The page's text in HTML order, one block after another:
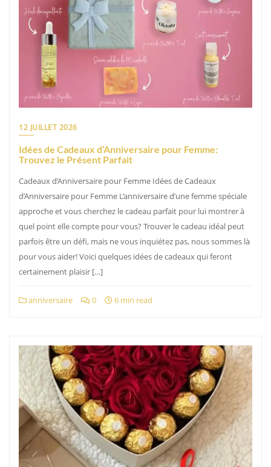
12 JUILLET 2026
Idées de Cadeaux d’Anniversaire pour Femme:
Trouvez le Présent Parfait
Cadeaux d’Anniversaire pour Femme Idées de Cadeaux
d’Anniversaire pour Femme L’anniversaire d’une femme spéciale
approche et vous cherchez le cadeau parfait pour lui montrer à
quel point elle compte pour vous? Trouver le cadeau idéal peut
parfois être un défi, mais ne vous inquiétez pas, nous sommes là
pour vous aider! Voici quelques idées de cadeaux qui feront
certainement plaisir […]
anniversaire 0 6 min read